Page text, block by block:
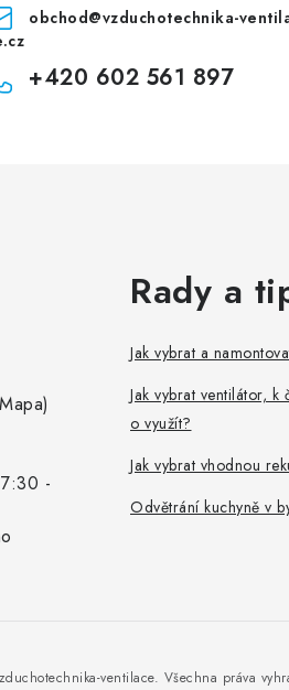
obchod@vzduchotechnika-
+420 602 561 897
-
Rady a
Jak vybrat a
Jak vybrat ventilátor, k
o využít?
Jak vybrat vhodnou
Odvětrání kuchyně v
ventilace. Všechna práva